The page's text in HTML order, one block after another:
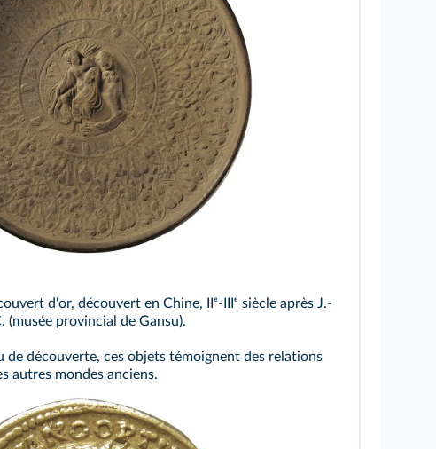
d'or, découvert en Chine, IIᵉ-IIIᵉ siècle après J.-
(musée provincial de Gansu).
de découverte, ces objets témoignent des relations
autres mondes anciens.